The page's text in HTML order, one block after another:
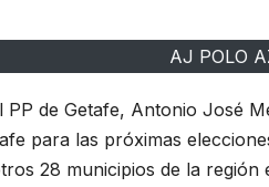
AJ POLO
de Getafe, Antonio José
para las próximas
28 municipios de la